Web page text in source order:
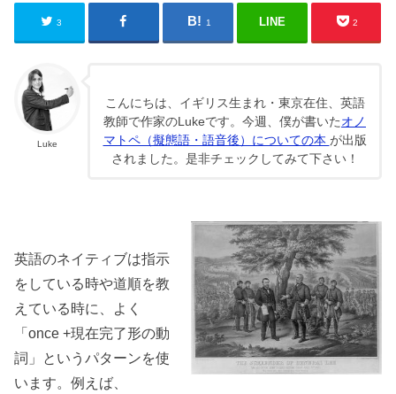
3 1 LINE 2
Luke
こんにちは、イギリス生まれ・東京在住、英語
教師で作家のLukeです。今週、僕が書いたオノ
マトペ（擬態語・語音後）についての本 が出版
されました。是非チェックしてみて下さい！
英語のネイティブは指示
をしている時や道順を教
えている時に、よく
「once +現在完了形の動
詞」というパターンを使
います。例えば、